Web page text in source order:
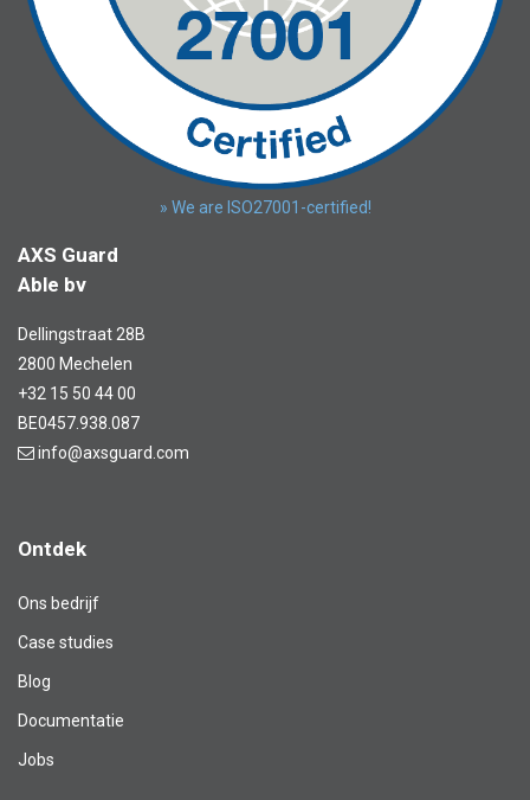
» We are ISO27001-certified!
AXS Guard
Able bv
Dellingstraat 28B
2800 Mechelen
+32 15 50 44 00
BE0457.938.087
info@axsguard.com
Ontdek
Ons bedrijf
Case studies
Blog​
Documentatie
Jobs